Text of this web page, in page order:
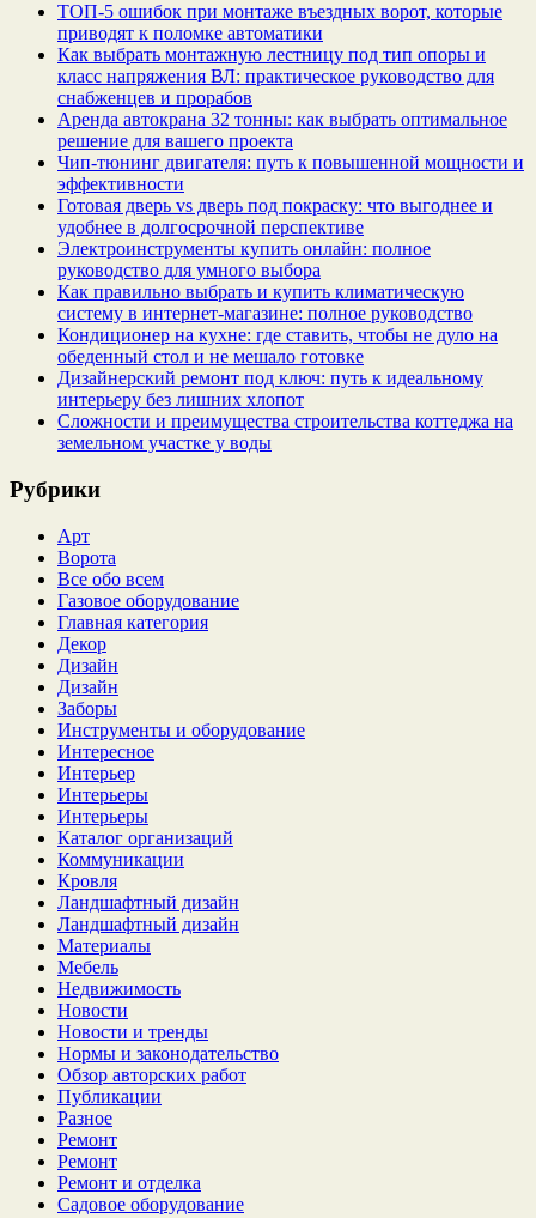
ТОП-5 ошибок при монтаже въездных ворот, которые
приводят к поломке автоматики
Как выбрать монтажную лестницу под тип опоры и
класс напряжения ВЛ: практическое руководство для
снабженцев и прорабов
Аренда автокрана 32 тонны: как выбрать оптимальное
решение для вашего проекта
Чип‑тюнинг двигателя: путь к повышенной мощности и
эффективности
Готовая дверь vs дверь под покраску: что выгоднее и
удобнее в долгосрочной перспективе
Электроинструменты купить онлайн: полное
руководство для умного выбора
Как правильно выбрать и купить климатическую
систему в интернет‑магазине: полное руководство
Кондиционер на кухне: где ставить, чтобы не дуло на
обеденный стол и не мешало готовке
Дизайнерский ремонт под ключ: путь к идеальному
интерьеру без лишних хлопот
Сложности и преимущества строительства коттеджа на
земельном участке у воды
Рубрики
Арт
Ворота
Все обо всем
Газовое оборудование
Главная категория
Декор
Дизайн
Дизайн
Заборы
Инструменты и оборудование
Интересное
Интерьер
Интерьеры
Интерьеры
Каталог организаций
Коммуникации
Кровля
Ландшафтный дизайн
Ландшафтный дизайн
Материалы
Мебель
Недвижимость
Новости
Новости и тренды
Нормы и законодательство
Обзор авторских работ
Публикации
Разное
Ремонт
Ремонт
Ремонт и отделка
Садовое оборудование